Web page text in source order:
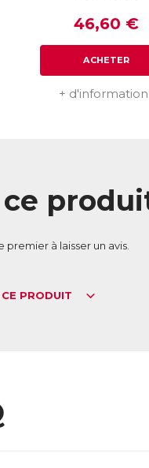
46,60 €
ACHETER
+
à laisser un avis.
PRODUIT